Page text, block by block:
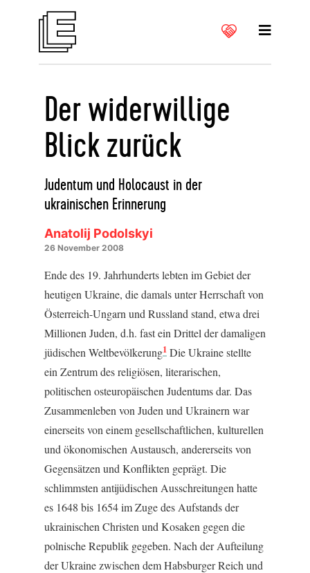
Der widerwillige
Blick zurück
Judentum und Holocaust in der
ukrainischen Erinnerung
Anatolij Podolskyi
26 November 2008
Ende des 19. Jahrhunderts lebten im Gebiet der
heutigen Ukraine, die damals unter Herrschaft von
Österreich-Ungarn und Russland stand, etwa drei
Millionen Juden, d.h. fast ein Drittel der damaligen
jüdischen Weltbevölkerung1 Die Ukraine stellte
ein Zentrum des religiösen, literarischen,
politischen osteuropäischen Judentums dar. Das
Zusammenleben von Juden und Ukrainern war
einerseits von einem gesellschaftlichen, kulturellen
und ökonomischen Austausch, andererseits von
Gegensätzen und Konflikten geprägt. Die
schlimmsten antijüdischen Ausschreitungen hatte
es 1648 bis 1654 im Zuge des Aufstands der
ukrainischen Christen und Kosaken gegen die
polnische Republik gegeben. Nach der Aufteilung
der Ukraine zwischen dem Habsburger Reich und